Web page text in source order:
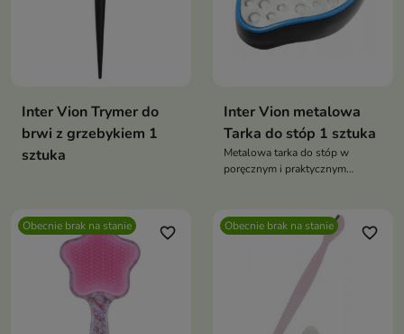
Inter Vion Trymer do
brwi z grzebykiem 1
sztuka
Inter Vion metalowa
Tarka do stóp 1 sztuka
Metalowa tarka do stóp w
poręcznym i praktycznym
Obecnie brak na stanie favorite_border Obecnie brak na stanie favorite_border